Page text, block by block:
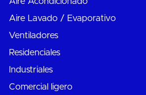
Aire Lavado / Evaporativo
Ventiladores
Residenciales
Industriales
Comercial ligero